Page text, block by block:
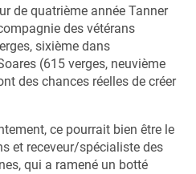
de quatrième année Tanner
des vétérans
sixième dans
(615 verges, neuvième
des chances réelles de créer
ce pourrait bien être le
et receveur/spécialiste des
qui a ramené un botté